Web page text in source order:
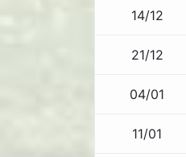
14/12
21/12
04/01
11/01